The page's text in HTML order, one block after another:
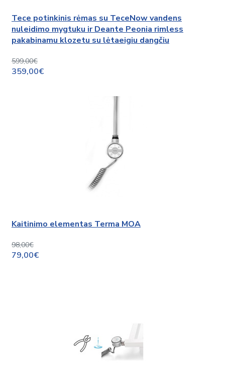
Tece potinkinis rėmas su TeceNow vandens
nuleidimo mygtuku ir Deante Peonia rimless
pakabinamu klozetu su lėtaeigiu dangčiu
599,00€
359,00€
Kaitinimo elementas Terma MOA
98,00€
79,00€